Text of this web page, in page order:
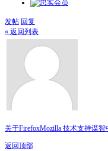
发帖 回复
« 返回列表
关于FirefoxMozilla 技术支持谋智
返回顶部